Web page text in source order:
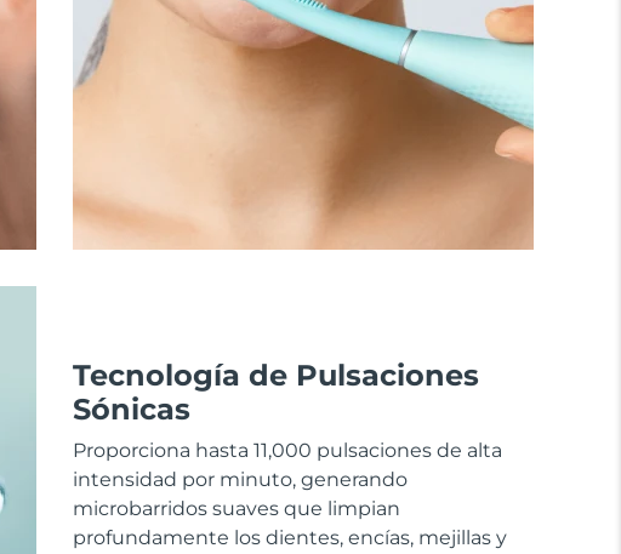
Tecnología de Pulsaciones
Sónicas
Proporciona hasta 11,000 pulsaciones de alta
intensidad por minuto, generando
microbarridos suaves que limpian
profundamente los dientes, encías, mejillas y